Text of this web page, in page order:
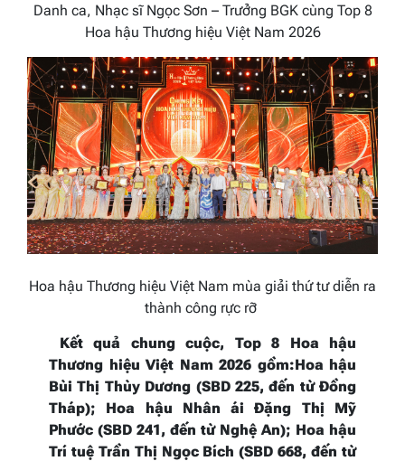
Danh ca, Nhạc sĩ Ngọc Sơn – Trưởng BGK cùng Top 8
Hoa hậu Thương hiệu Việt Nam 2026
Hoa hậu Thương hiệu Việt Nam mùa giải thứ tư diễn ra
thành công rực rỡ
Kết quả chung cuộc, Top 8 Hoa hậu
Thương hiệu Việt Nam 2026 gồm:Hoa hậu
Bùi Thị Thùy Dương (SBD 225, đến từ Đồng
Tháp); Hoa hậu Nhân ái Đặng Thị Mỹ
Phước (SBD 241, đến từ Nghệ An); Hoa hậu
Trí tuệ Trần Thị Ngọc Bích (SBD 668, đến từ